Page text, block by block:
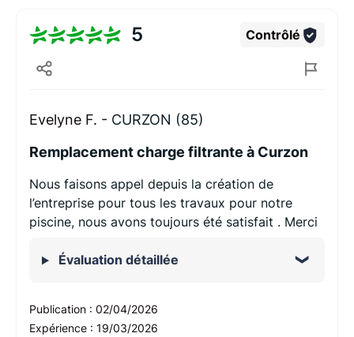
5 Contrôlé
Evelyne F. - CURZON (85)
Remplacement charge filtrante à Curzon
Nous faisons appel depuis la création de
l’entreprise pour tous les travaux pour notre
piscine, nous avons toujours été satisfait . Merci
Évaluation détaillée
Publication : 02/04/2026
Expérience : 19/03/2026